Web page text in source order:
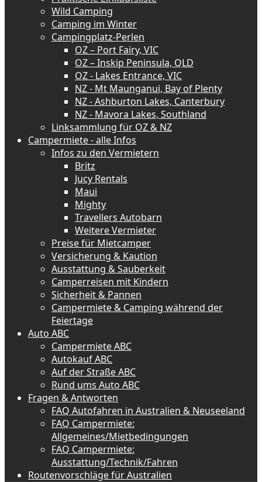
Wild Camping
Camping im Winter
Campingplatz-Perlen
OZ – Port Fairy, VIC
OZ – Inskip Peninsula, QLD
OZ - Lakes Entrance, VIC
NZ - Mt Maunganui, Bay of Plenty
NZ - Ashburton Lakes, Canterbury
NZ - Mavora Lakes, Southland
Linksammlung für OZ & NZ
Campermiete - alle Infos
Infos zu den Vermietern
Britz
Jucy Rentals
Maui
Mighty
Travellers Autobarn
Weitere Vermieter
Preise für Mietcamper
Versicherung & Kaution
Ausstattung & Sauberkeit
Camperreisen mit Kindern
Sicherheit & Pannen
Campermiete & Camping während der
Feiertage
Auto ABC
Campermiete ABC
Autokauf ABC
Auf der Straße ABC
Rund ums Auto ABC
Fragen & Antworten
FAQ Autofahren in Australien & Neuseeland
FAQ Campermiete:
Allgemeines/Mietbedingungen
FAQ Campermiete:
Ausstattung/Technik/Fahren
Routenvorschläge für Australien